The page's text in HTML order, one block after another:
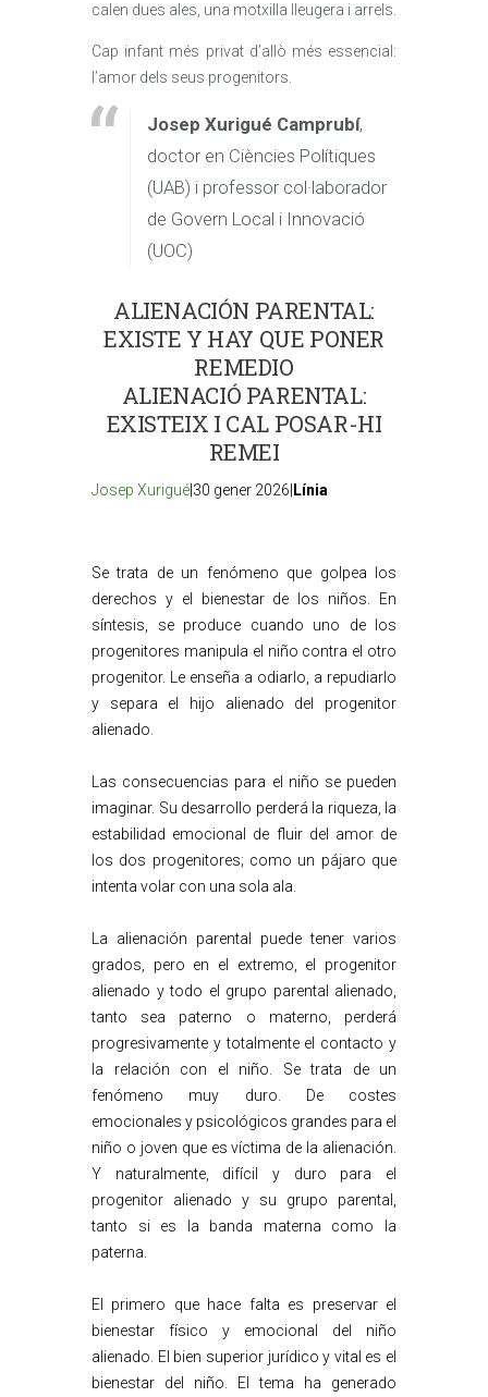
calen dues ales, una motxilla lleugera i arrels.
Cap infant més privat d’allò més essencial:
l’amor dels seus progenitors.
Josep Xurigué Camprubí,
doctor en Ciències Polítiques
(UAB) i professor col·laborador
de Govern Local i Innovació
(UOC)
ALIENACIÓN PARENTAL:
EXISTE Y HAY QUE PONER
REMEDIO
ALIENACIÓ PARENTAL:
EXISTEIX I CAL POSAR-HI
REMEI
Josep Xurigué |30 gener 2026| Línia
Se trata de un fenómeno que golpea los
derechos y el bienestar de los niños. En
síntesis, se produce cuando uno de los
progenitores manipula el niño contra el otro
progenitor. Le enseña a odiarlo, a repudiarlo
y separa el hijo alienado del progenitor
alienado.
Las consecuencias para el niño se pueden
imaginar. Su desarrollo perderá la riqueza, la
estabilidad emocional de fluir del amor de
los dos progenitores; como un pájaro que
intenta volar con una sola ala.
La alienación parental puede tener varios
grados, pero en el extremo, el progenitor
alienado y todo el grupo parental alienado,
tanto sea paterno o materno, perderá
progresivamente y totalmente el contacto y
la relación con el niño. Se trata de un
fenómeno muy duro. De costes
emocionales y psicológicos grandes para el
niño o joven que es víctima de la alienación.
Y naturalmente, difícil y duro para el
progenitor alienado y su grupo parental,
tanto si es la banda materna como la
paterna.
El primero que hace falta es preservar el
bienestar físico y emocional del niño
alienado. El bien superior jurídico y vital es el
bienestar del niño. El tema ha generado